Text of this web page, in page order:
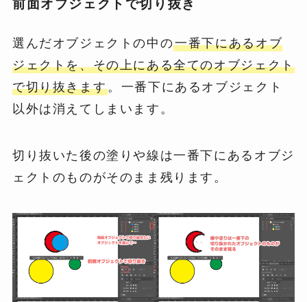
前面オブジェクトで切り抜き
選んだオブジェクトの中の一番下にあるオブ
ジェクトを、その上にある全てのオブジェクト
で切り抜きます。一番下にあるオブジェクト
以外は消えてしまいます。
切り抜いた後の塗りや線は一番下にあるオブジ
ェクトのものがそのまま残ります。